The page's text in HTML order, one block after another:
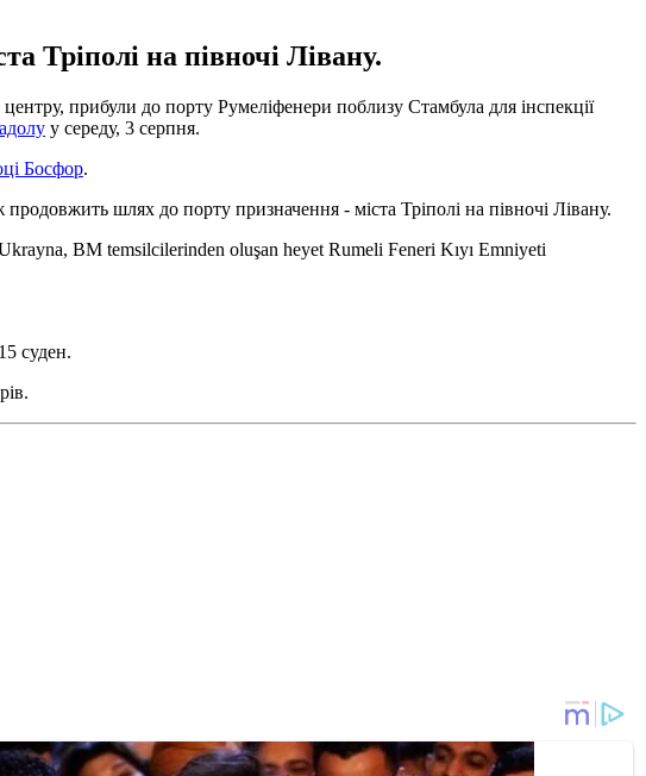
Тріполі на півночі Лівану.
прибули до порту Румеліфенери поблизу Стамбула для інспекції
у середу, 3 серпня.
Босфор.
шлях до порту призначення - міста Тріполі на півночі Лівану.
BM temsilcilerinden oluşan heyet Rumeli Feneri Kıyı Emniyeti
суден.